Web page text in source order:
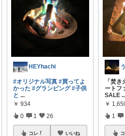
HEYhachi
#オリジナル写真 #買ってよ
かった #グランピング #子供
と ...
￥ 934
0 1 26
コレ いいね
「焚
ートフ
SALE
￥
1